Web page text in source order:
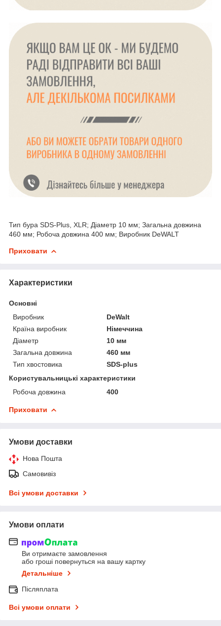
Тип бура SDS-Plus, XLR; Діаметр 10 мм; Загальна довжина
460 мм; Робоча довжина 400 мм; Виробник DeWALT
Приховати
Характеристики
Основні
Виробник
DeWalt
Країна виробник
Німеччина
Діаметр
10 мм
Загальна довжина
460 мм
Тип хвостовика
SDS-plus
Користувальницькі характеристики
Робоча довжина
400
Приховати
Умови доставки
Нова Пошта
Самовивіз
Всі умови доставки
Умови оплати
Ви отримаєте замовлення
або гроші повернуться на вашу картку
Детальніше
Післяплата
Всі умови оплати